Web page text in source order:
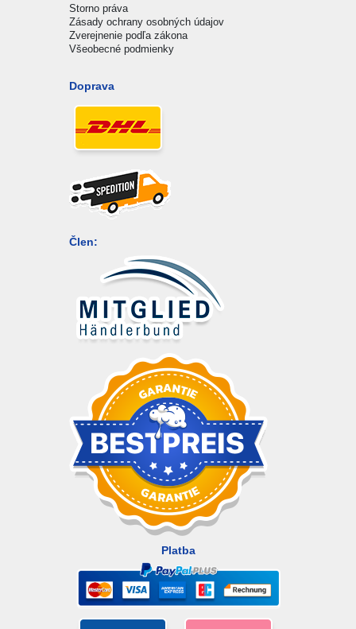
Storno práva
Zásady ochrany osobných údajov
Zverejnenie podľa zákona
Všeobecné podmienky
Doprava
Člen:
Platba